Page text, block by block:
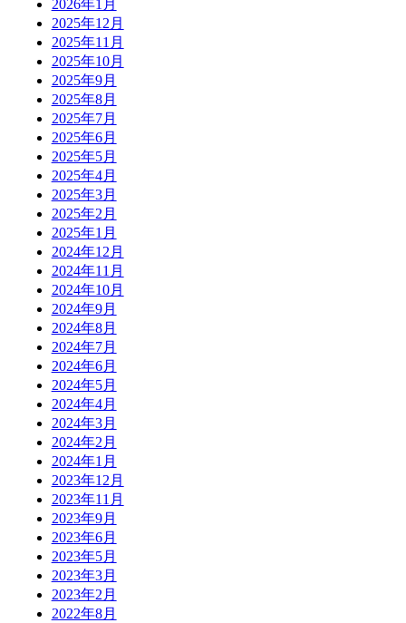
2026年1月
2025年12月
2025年11月
2025年10月
2025年9月
2025年8月
2025年7月
2025年6月
2025年5月
2025年4月
2025年3月
2025年2月
2025年1月
2024年12月
2024年11月
2024年10月
2024年9月
2024年8月
2024年7月
2024年6月
2024年5月
2024年4月
2024年3月
2024年2月
2024年1月
2023年12月
2023年11月
2023年9月
2023年6月
2023年5月
2023年3月
2023年2月
2022年8月